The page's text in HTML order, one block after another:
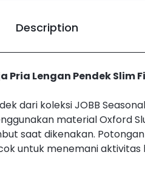
Description
Pria Lengan Pendek Slim
dari koleksi JOBB
material Oxford
saat dikenakan.
untuk menemani